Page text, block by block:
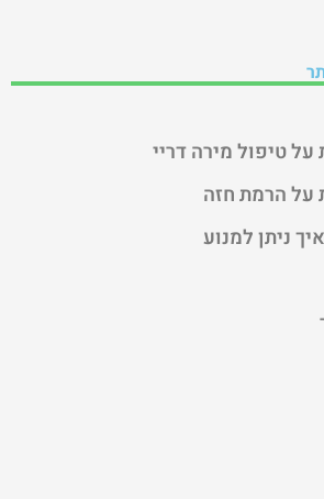
טיפול מירה דריי
על הרמת חזה
ניתן למנוע